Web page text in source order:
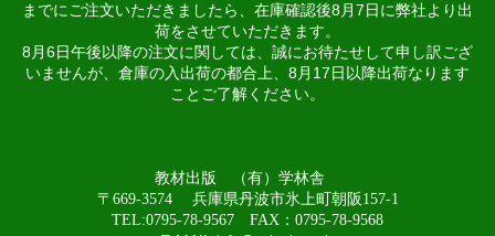
までにご注文いただきましたら、在庫確認後8月7日に弊社より出
荷をさせていただきます。
8月6日午後以降の注文に関しては、誠にお待たせして申し訳ござ
いませんが、倉庫の入出荷の都合上、8月17日以降出荷なります
ことご了解ください。
教材出版 （有）学林舎
〒669-3574 兵庫県丹波市氷上町朝阪157-1
TEL:0795-78-9567 FAX：0795-78-9568